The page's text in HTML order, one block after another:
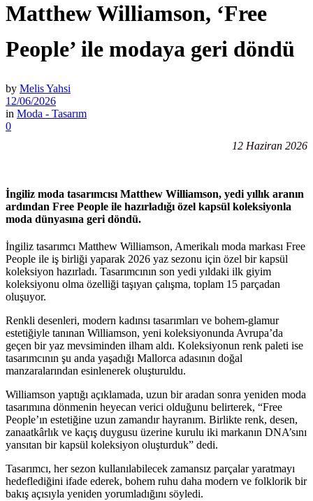
Matthew Williamson, ‘Free
People’ ile modaya geri döndü
by Melis Yahsi
12/06/2026
in Moda - Tasarım
0
12 Haziran 2026
İngiliz moda tasarımcısı Matthew Williamson, yedi yıllık aranın
ardından Free People ile hazırladığı özel kapsül koleksiyonla
moda dünyasına geri döndü.
İngiliz tasarımcı Matthew Williamson, Amerikalı moda markası Free
People ile iş birliği yaparak 2026 yaz sezonu için özel bir kapsül
koleksiyon hazırladı. Tasarımcının son yedi yıldaki ilk giyim
koleksiyonu olma özelliği taşıyan çalışma, toplam 15 parçadan
oluşuyor.
Renkli desenleri, modern kadınsı tasarımları ve bohem-glamur
estetiğiyle tanınan Williamson, yeni koleksiyonunda Avrupa’da
geçen bir yaz mevsiminden ilham aldı. Koleksiyonun renk paleti ise
tasarımcının şu anda yaşadığı Mallorca adasının doğal
manzaralarından esinlenerek oluşturuldu.
Williamson yaptığı açıklamada, uzun bir aradan sonra yeniden moda
tasarımına dönmenin heyecan verici olduğunu belirterek, “Free
People’ın estetiğine uzun zamandır hayranım. Birlikte renk, desen,
zanaatkârlık ve kaçış duygusu üzerine kurulu iki markanın DNA’sını
yansıtan bir kapsül koleksiyon oluşturduk” dedi.
Tasarımcı, her sezon kullanılabilecek zamansız parçalar yaratmayı
hedeflediğini ifade ederek, bohem ruhu daha modern ve folklorik bir
bakış açısıyla yeniden yorumladığını söyledi.